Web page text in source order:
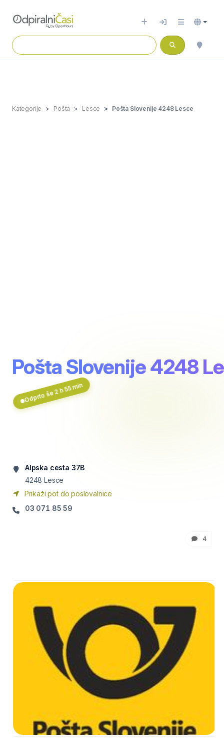
Kategorije Pošta Lesce Pošta Slovenije 4248 Lesce
Pošta Slovenije 4248
Odprto še 2 h 55 min
Alpska cesta 37B
4248 Lesce
Prikaži pot do poslovalnice
03 071 85 59
4